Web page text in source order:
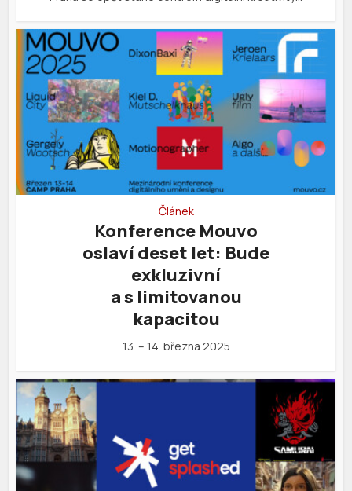
Článek
Konference Mouvo
oslaví deset let: Bude
exkluzivní
a s limitovanou
kapacitou
13. – 14. března 2025